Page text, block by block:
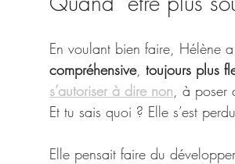
En voulant bien faire, Hélène
compréhensive, toujours plus
s’autoriser à dire non, à poser
Et tu sais quoi ? Elle s’est
Elle pensait faire du